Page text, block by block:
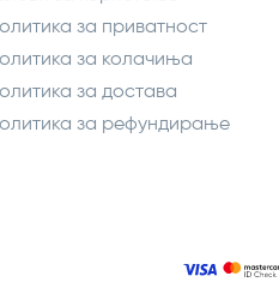
за приватност
за колачиња
за достава
за рефундирање